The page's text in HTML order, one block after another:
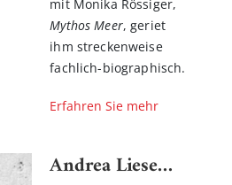
mit Monika Rössiger,
Mythos Meer, geriet
ihm streckenweise
fachlich-biographisch.
Erfahren Sie mehr
Andrea Liesemer